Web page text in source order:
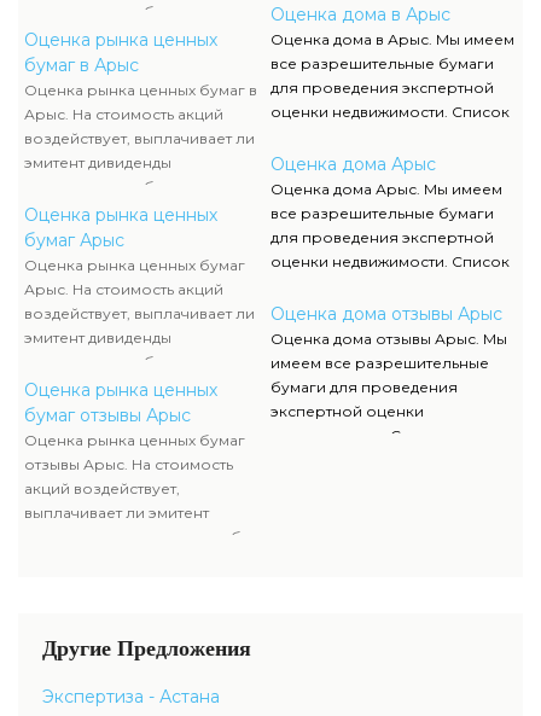
акционерам либо проценты по
облигациям, какой размер
данных выплат. Определение
прибыльности акций считается
составляющей рыночной
стоимости и используется
оценщиком наряду с оценкой
имущества компании-эмитента,
чтоб узнать настоящую
стоимость ценных бумаг.
Оценка рынка ценных
бумаг в Арыс
Оценка рынка ценных бумаг в
Арыс. На стоимость акций
воздействует, выплачивает ли
эмитент дивиденды
акционерам либо проценты по
облигациям, какой размер
данных выплат. Определение
прибыльности акций считается
составляющей рыночной
стоимости и используется
оценщиком наряду с оценкой
имущества компании-эмитента,
чтоб узнать настоящую
стоимость ценных бумаг.
Оценка рынка ценных
бумаг Арыс
Оценка рынка ценных бумаг
Арыс. На стоимость акций
воздействует, выплачивает ли
эмитент дивиденды
акционерам либо проценты по
облигациям, какой размер
данных выплат. Определение
прибыльности акций считается
составляющей рыночной
стоимости и используется
оценщиком наряду с оценкой
имущества компании-эмитента,
Оценка рынка ценных
бумаг отзывы Арыс
Оценка рынка ценных бумаг
отзывы Арыс. На стоимость
акций воздействует,
выплачивает ли эмитент
дивиденды акционерам либо
рыночной стоимости и
наряду с оценкой имущества
отображение и сканы можно
отыскать в разделе нашего
сайта.
Оценка дома в Арыс
Оценка дома в Арыс. Мы имеем
все разрешительные бумаги
для проведения экспертной
оценки недвижимости. Список
отображение и сканы можно
отыскать в разделе нашего
сайта.
Оценка дома Арыс
Оценка дома Арыс. Мы имеем
все разрешительные бумаги
для проведения экспертной
оценки недвижимости. Список
отображение и сканы можно
отыскать в разделе нашего
сайта.
Оценка дома отзывы Арыс
Оценка дома отзывы Арыс. Мы
имеем все разрешительные
бумаги для проведения
экспертной оценки
недвижимости. Список данных
Другие Предложения
Экспертиза - Астана